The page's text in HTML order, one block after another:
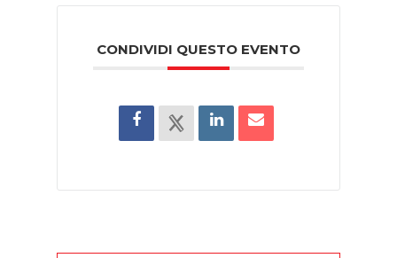
CONDIVIDI QUESTO EVENTO